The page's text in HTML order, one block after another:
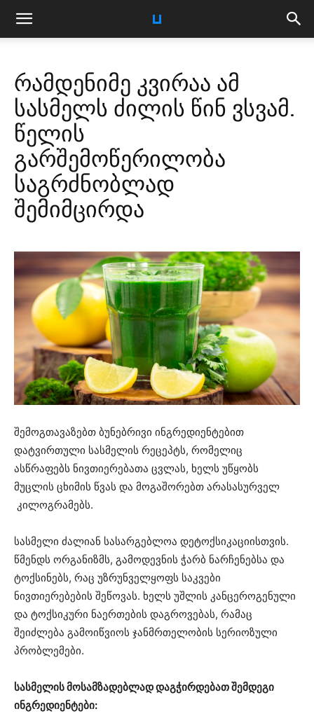
რამდენიმე კვირაა ამ
სასმელს ძილის წინ ვსვამ.
წელის
გარშემოწერილობა
საგრძნობლად
შემიმცირდა
შემოგთავაზებთ ბუნებრივი ინგრედიენტებით
დატვირთული სასმელის რეცეპტს, რომელიც
ასწრაფებს ნივთიერებათა ცვლას, ხელს უწყობს
მუცლის ცხიმის წვას და მოგაშორებთ არასასურველ
კილოგრამებს.
სასმელი ძალიან სასარგებლოა დეტოქსიკაციისთვის.
წმენდს ორგანიზმს, გამოდევნის ჭარბ ნარჩენებსა და
ტოქსინებს, რაც უზრუნველყოფს საკვები
ნივთიერებების შეწოვას. ხელს უშლის კანცეროგენული
და ტოქსიკური ნაერთების დაგროვებას, რამაც
შეიძლება გამოიწვიოს ჯანმრთელობის სერიოზული
პრობლემები.
სასმელის მოსამზადებლად დაგჭირდებათ შემდეგი
ინგრედიენტები: